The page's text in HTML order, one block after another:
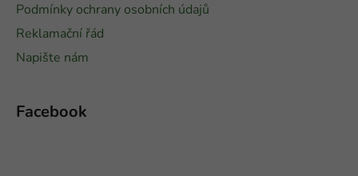
Podmínky ochrany osobních údajů
Reklamační řád
Napište nám
Facebook